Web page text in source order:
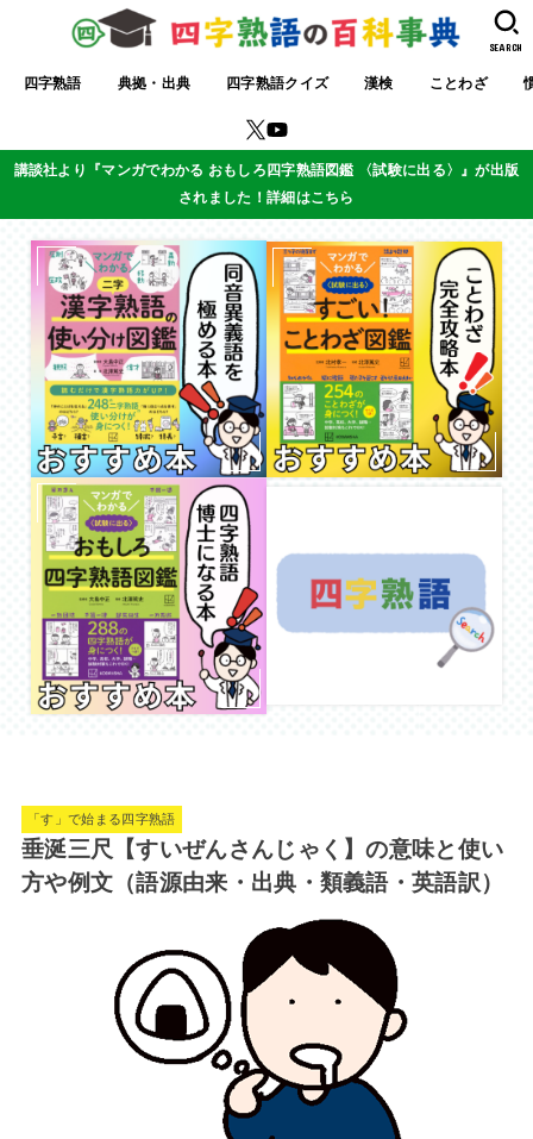
四字熟語 典拠・出典 四字熟語クイズ 漢検 ことわざ
SEARCH
講談社より『マンガでわかる おもしろ四字熟語図鑑 〈試験に出る〉』が出版
されました！詳細はこちら
「す」で始まる四字熟語
垂涎三尺【すいぜんさんじゃく】の意味と使い
方や例文（語源由来・出典・類義語・英語訳）